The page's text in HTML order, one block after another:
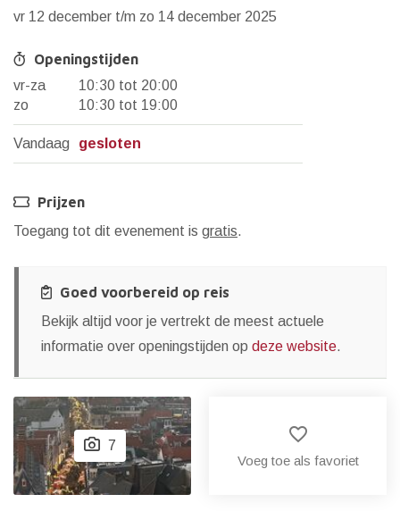
vr 12 december t/m zo 14 december 2025
Openingstijden
vr-za
10:30 tot 20:00
zo
10:30 tot 19:00
Vandaag gesloten
Prijzen
Toegang tot dit evenement is gratis.
Goed voorbereid op reis
Bekijk altijd voor je vertrekt de meest actuele
informatie over openingstijden op deze website.
7
favorite_border
Voeg toe als favoriet